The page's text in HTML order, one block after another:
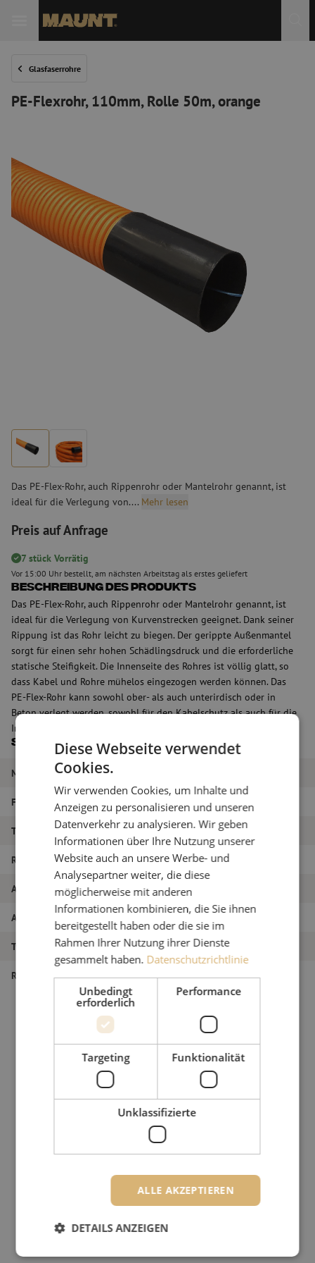
Glasfaserrohre
PE-Flexrohr, 110mm, Rolle 50m, orange
Das PE-Flex-Rohr, auch Rippenrohr oder Mantelrohr genannt, ist
ideal für die Verlegung von.... Mehr lesen
Preis auf Anfrage
7 stück Vorrätig
Vor 15:00 Uhr bestellt, am nächsten Arbeitstag als erstes geliefert
Beschreibung des Produkts
Das PE-Flex-Rohr, auch Rippenrohr oder Mantelrohr genannt, ist
ideal für die Verlegung von Kurvenstrecken geeignet. Dank seiner
Rippung ist das Rohr leicht zu biegen. Der gerippte Außenmantel
sorgt für einen sehr hohen Schädlingsdruck und die erforderliche
statische Steifigkeit. Die Innenseite des Rohres ist völlig glatt, so
dass Kabel und Rohre mühelos eingezogen werden können. Das
PE-Flex-Rohr kann sowohl ober- als auch unterirdisch oder in
Beton verlegt werden, sowohl für den Kabelschutz als auch für die
Installation.
Spezifikationen
Marke
Farbe
Teilmarkt Festgelegt
Rohr 110 mm
Artikelname PE-Flexrohr, 110mm, Rolle 50m, orange
Artikel Nummer M00000081
Typ der Röhre PE
Rohrdurchmesser 110 mm
Diese Webseite verwendet
Cookies.
Wir verwenden Cookies, um Inhalte und
Anzeigen zu personalisieren und unseren
Datenverkehr zu analysieren. Wir geben
Informationen über Ihre Nutzung unserer
Website auch an unsere Werbe- und
Analysepartner weiter, die diese
möglicherweise mit anderen
Informationen kombinieren, die Sie ihnen
bereitgestellt haben oder die sie im
Rahmen Ihrer Nutzung ihrer Dienste
gesammelt haben. Datenschutzrichtlinie
Unbedingt
erforderlich
Performance
Targeting Funktionalität
Unklassifizierte
ALLE AKZEPTIEREN
DETAILS ANZEIGEN